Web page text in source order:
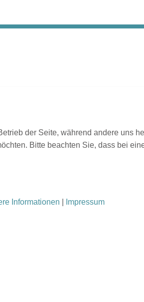
der Seite, während andere uns
Bitte beachten Sie, dass bei
Informationen Impressum